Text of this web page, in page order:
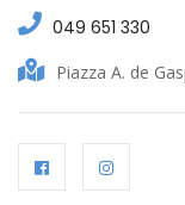
049 651 330
Piazza A. de